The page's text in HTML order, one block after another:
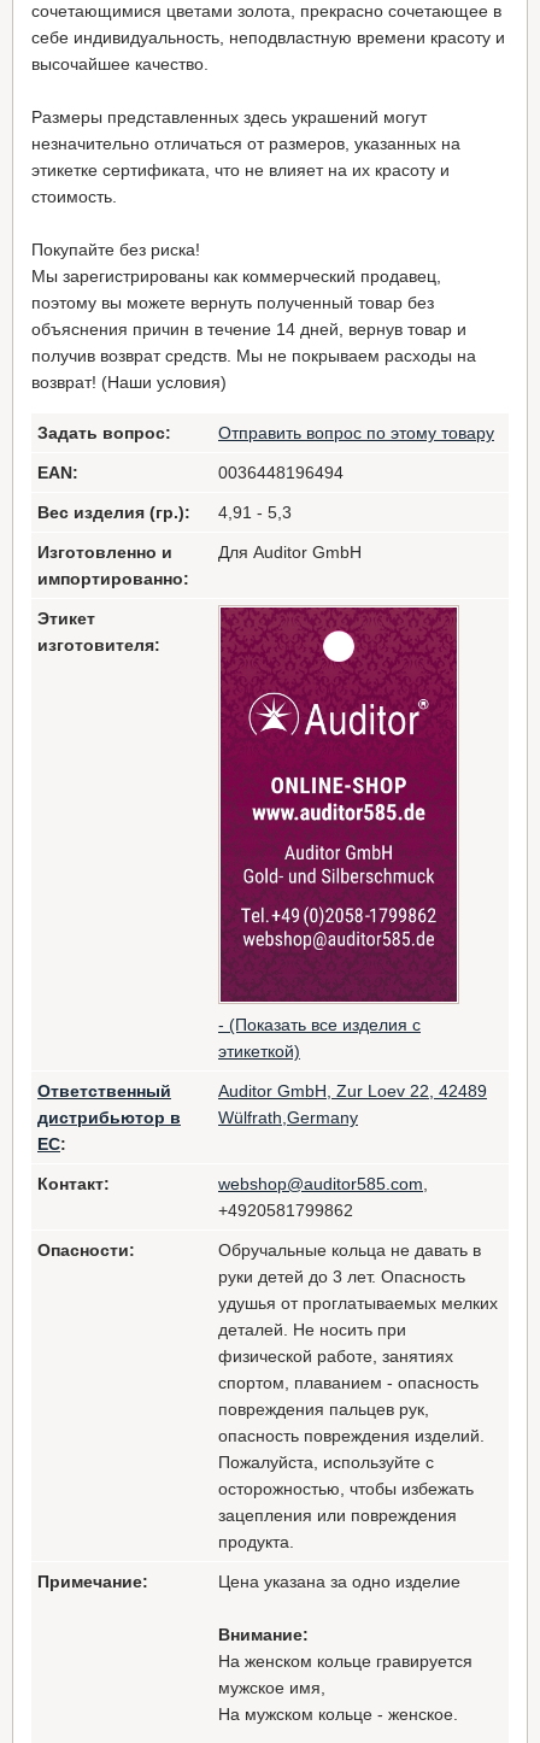
сочетающимися цветами золота, прекрасно сочетающее в
себе индивидуальность, неподвластную времени красоту и
высочайшее качество.
Размеры представленных здесь украшений могут
незначительно отличаться от размеров, указанных на
этикетке сертификата, что не влияет на их красоту и
стоимость.
Покупайте без риска!
Мы зарегистрированы как коммерческий продавец,
поэтому вы можете вернуть полученный товар без
объяснения причин в течение 14 дней, вернув товар и
получив возврат средств. Мы не покрываем расходы на
возврат! (Наши условия)
Задать вопрос: Отправить вопрос по этому товару
EAN: 0036448196494
Вес изделия (гр.): 4,91 - 5,3
Изготовленно и
импортированно:
Для Auditor GmbH
Этикет
изготовителя:
- (Показать все изделия с
этикеткой)
Ответственный
дистрибьютор в
ЕС:
Auditor GmbH, Zur Loev 22, 42489
Wülfrath,Germany
Контакт: webshop@auditor585.com
+4920581799862
Опасности:
Обручальные кольца не давать в
руки детей до 3 лет. Опасность
удушья от проглатываемых мелких
деталей. Не носить при
физической работе, занятиях
спортом, плаванием - опасность
повреждения пальцев рук,
опасность повреждения изделий.
Пожалуйста, используйте с
осторожностью, чтобы избежать
зацепления или повреждения
продукта.
Примечание: Цена указана за одно изделие
Внимание:
На женском кольце гравируется
мужское имя,
На мужском кольце - женское.